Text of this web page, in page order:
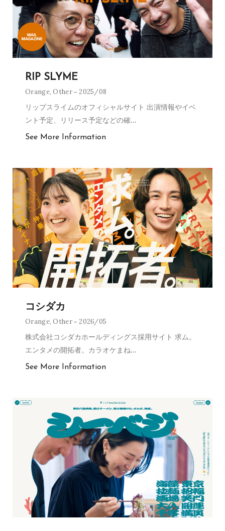
RIP SLYME
Orange,Other 2025/08
リップスライムのオフィシャルサイト 出演情報やイベ
ント予定、リリース予定などの確…
See More Information
コシダカ
Orange,Other 2026/05
株式会社コシダカホールディングス採用サイト 求ム。
エンタメの開拓者。カラオケまね…
See More Information